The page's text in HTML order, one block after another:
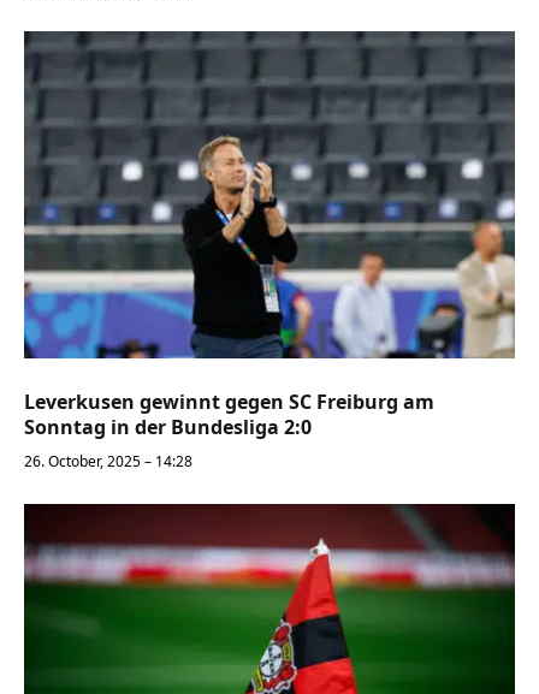
Leverkusen gewinnt gegen SC Freiburg am
Sonntag in der Bundesliga 2:0
26. October, 2025 – 14:28